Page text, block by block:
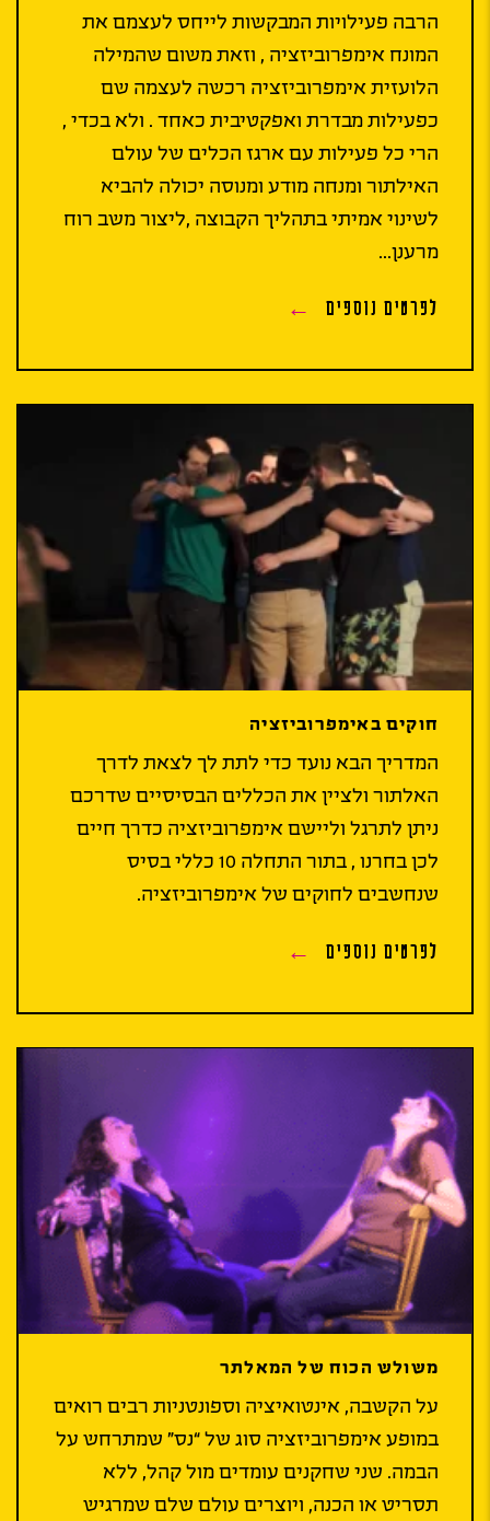
הרבה פעילויות המבקשות לייחס לעצמם את
המונח אימפרוביזציה , וזאת משום שהמילה
הלועזית אימפרוביזציה רכשה לעצמה שם
כפעילות מבדרת ואפקטיבית כאחד . ולא בכדי ,
הרי כל פעילות עם ארגז הכלים של עולם
האילתור ומנחה מודע ומנוסה יכולה להביא
לשינוי אמיתי בתהליך הקבוצה ,ליצור משב רוח
מרענן...
לפרטים נוספים
חוקים באימפרוביזציה
המדריך הבא נועד כדי לתת לך לצאת לדרך
האלתור ולציין את הכללים הבסיסיים שדרכם
ניתן לתרגל וליישם אימפרוביזציה כדרך חיים
לכן בחרנו , בתור התחלה 10 כללי בסיס
שנחשבים לחוקים של אימפרוביזציה.
לפרטים נוספים
משולש הכוח של המאלתר
על הקשבה, אינטואיציה וספונטניות רבים רואים
במופע אימפרוביזציה סוג של “נס” שמתרחש על
הבמה. שני שחקנים עומדים מול קהל, ללא
תסריט או הכנה, ויוצרים עולם שלם שמרגיש